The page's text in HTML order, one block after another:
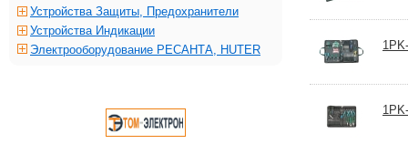
Устройства Защиты, Предохранители
Устройства Индикации
Электрооборудование РЕСАНТА, HUTER